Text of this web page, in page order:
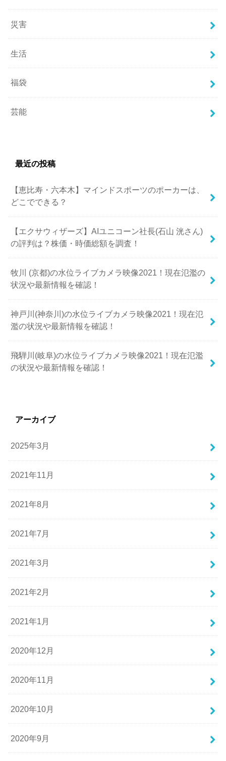
災害
生活
福袋
芸能
最近の投稿
【恵比寿・六本木】マインドスポーツのポーカーは、
どこでできる？
【エクサウィザーズ】AIユニコーン社長(石山 洸さん)
の評判は？株価・時価総額を調査！
牧川 (京都)の水位ライブカメラ映像2021！現在氾濫の
状況や最新情報を確認！
神戸川(神奈川)の水位ライブカメラ映像2021！現在氾
濫の状況や最新情報を確認！
飛騨川(岐阜)の水位ライブカメラ映像2021！現在氾濫
の状況や最新情報を確認！
アーカイブ
2025年3月
2021年11月
2021年8月
2021年7月
2021年3月
2021年2月
2021年1月
2020年12月
2020年11月
2020年10月
2020年9月